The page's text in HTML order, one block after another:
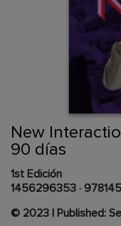
of
the
images
gallery
Content Area
New
90 días
1st Edición
1456296353 ·
© 2023 | Published: